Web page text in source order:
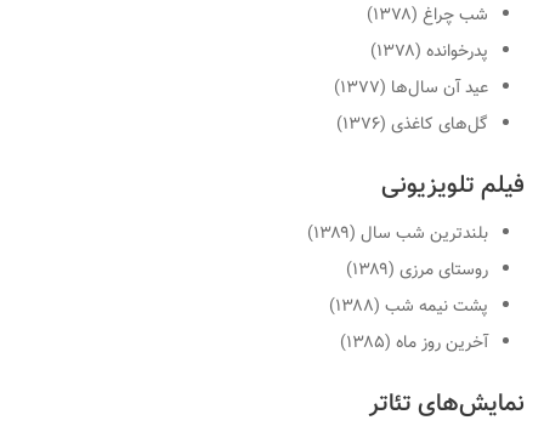
شب چراغ (۱۳۷۸)
پدرخوانده (۱۳۷۸)
عید آن سال‌ها (۱۳۷۷)
گل‌های کاغذی (۱۳۷۶)
فیلم تلویزیونی
بلندترین شب سال (۱۳۸۹)
روستای مرزی (۱۳۸۹)
پشت نیمه شب (۱۳۸۸)
آخرین روز ماه (۱۳۸۵)
نمایش‌های تئاتر